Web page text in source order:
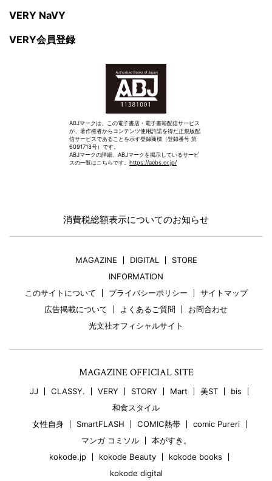
VERY NaVY
VERY会員登録
ABJマークは、この電子書店・電子書籍配信サービス
が、著作権者からコンテンツ使用許諾を得た正規版配
信サービスであることを示す登録商標（登録番号 第
6091713号）です。
ABJマークの詳細、ABJマークを掲示しているサービ
スの一覧はこちらです。 https://aebs.or.jp/
消費税総額表示についてのお知らせ
MAGAZINE DIGITAL
STORE
INFORMATION
このサイトについて
プライバシーポリシー
サイトマップ
広告掲載について
よくあるご質問
お問合わせ
光文社オフィシャルサイト
MAGAZINE OFFICIAL SITE
JJ CLASSY. VERY STORY Mart 美ST
bis
和食スタイル
女性自身
SmartFLASH COMIC熱帯
comic Pureri
マンガ コミソル
本がすき。
kokode.jp
kokode Beauty
kokode books
kokode digital